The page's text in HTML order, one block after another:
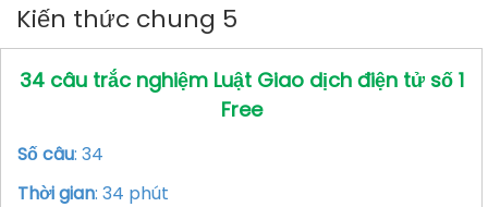
Kiến thức chung 5
34 câu trắc nghiệm Luật Giao dịch điện tử số 1
Free
Số câu: 34
Thời gian: 34 phút